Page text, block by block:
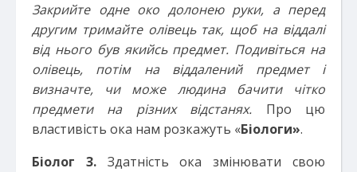
Закрийте одне око долонею руки, а перед
другим тримайте олівець так, щоб на віддалі
від нього був якийсь предмет. Подивіться на
олівець, потім на віддалений предмет і
визначте, чи може людина бачити чітко
предмети на різних відстанях. Про цю
властивість ока нам розкажуть «Біологи».
Біолог 3. Здатність ока змінювати свою